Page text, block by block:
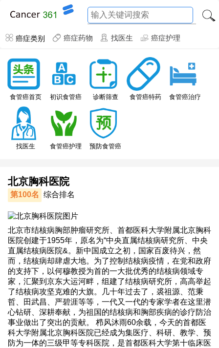
癌症类别 癌症药物 找医生 癌症护理
食管癌首页 初识食管癌 诊断筛查 食管癌特药 食管癌治疗
找医生 食管癌护理 预防食管癌
北京胸科医院
第100名 综合排名
北京市结核病胸部肿瘤研究所、首都医科大学附属北京胸科
医院创建于1955年，原名为“中央直属结核病研究所、中央
直属结核病医院&。新中国成立之初，国家百废待兴，然
而，结核病却肆虐大地。为了控制结核病疫情，在党和政府
的支持下，以何穆教授为首的一大批优秀的结核病领域专
家，汇聚到京东大运河畔，组建了结核病研究所，高高举起
了结核病攻坚克难的大旗。几十年过去了，裘祖源、范秉
哲、田武昌、严碧涯等等，一代又一代的专家学者在这里潜
心钻研、深耕奉献，为祖国的结核病和胸部疾病的诊疗防治
事业做出了突出的贡献。 栉风沐雨60余载，今天的首都医
科大学附属北京胸科医院已经成为集医疗、科研、教学、预
防为一体的三级甲等专科医院，是首都医科大学第十临床医